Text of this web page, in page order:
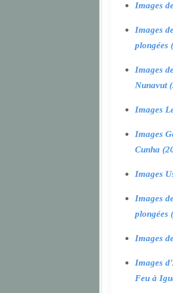
Images
Images
plongées
Images
Nunavut
Images
Images
Cunha
Images
Images
plongées
Images
Images
Feu à